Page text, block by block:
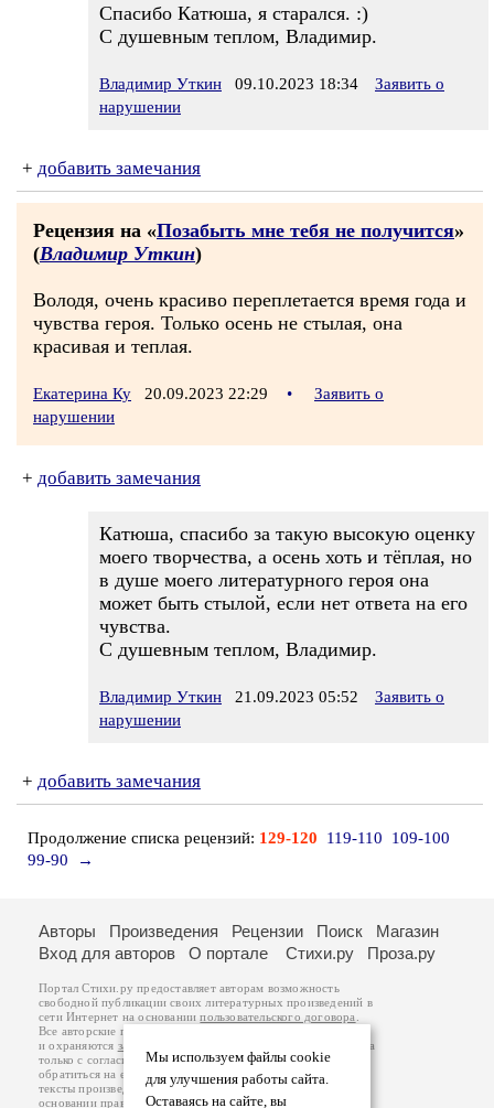
Спасибо Катюша, я старался. :)
С душевным теплом, Владимир.
Владимир Уткин 09.10.2023 18:34
Заявить о
нарушении
+ добавить замечания
Рецензия на «Позабыть мне тебя не получится»
(Владимир Уткин)
Володя, очень красиво переплетается время года и
чувства героя. Только осень не стылая, она
красивая и теплая.
Екатерина Ку 20.09.2023 22:29 •
Заявить о
нарушении
+ добавить замечания
Катюша, спасибо за такую высокую оценку
моего творчества, а осень хоть и тёплая, но
в душе моего литературного героя она
может быть стылой, если нет ответа на его
чувства.
С душевным теплом, Владимир.
Владимир Уткин 21.09.2023 05:52
Заявить о
нарушении
+ добавить замечания
Продолжение списка рецензий: 129-120 119-110
109-100
99-90
→
Мы используем файлы cookie
для улучшения работы сайта.
Оставаясь на сайте, вы
Авторы Произведения Рецензии Поиск
Магазин
Вход для авторов
О портале Стихи.ру Проза.ру
Портал Стихи.ру предоставляет авторам возможность
свободной публикации своих литературных произведений в
сети Интернет на основаниипользовательского договора
Все авторские права на произведения принадлежат авторам
и охраняются законом
. Перепечатка произведений возможна
только с согласия его автора, к которому вы можете
обратиться на его авторской странице. Ответственность за
тексты произведений авторы несут самостоятельно на
основанииправил публикацииизаконодательства